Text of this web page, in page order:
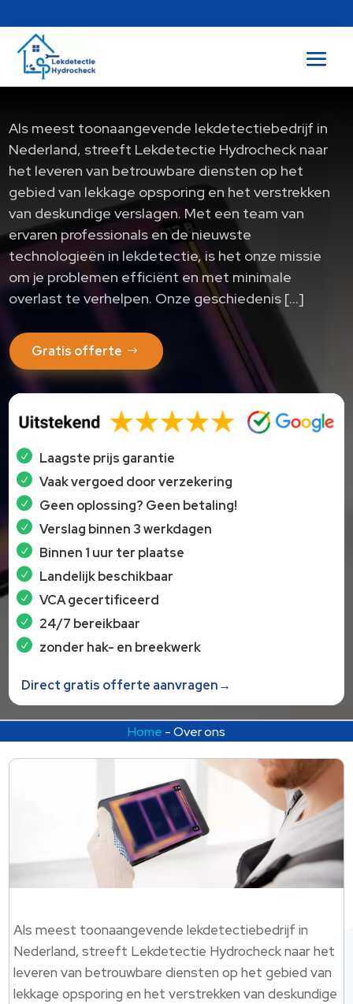
Als meest toonaangevende lekdetectiebedrijf in
Nederland, streeft Lekdetectie Hydrocheck naar
het leveren van betrouwbare diensten op het
gebied van lekkage opsporing en het verstrekken
van deskundige verslagen.​ Met een team van
ervaren professionals en de nieuwste
technologieën in lekdetectie, is het onze missie
om je problemen efficiënt en met minimale
overlast te verhelpen.​ Onze geschiedenis […]
Gratis offerte
Laagste prijs garantie
Vaak vergoed door verzekering
Geen oplossing? Geen betaling!
Verslag binnen 3 werkdagen
Binnen 1 uur ter plaatse
Landelijk beschikbaar
VCA gecertificeerd
24/7 bereikbaar
zonder hak- en breekwerk
Direct gratis offerte aanvragen→
Home -Over ons
Als meest toonaangevende lekdetectiebedrijf in
Nederland, streeft Lekdetectie Hydrocheck naar het
leveren van betrouwbare diensten op het gebied van
lekkage opsporing en het verstrekken van deskundige